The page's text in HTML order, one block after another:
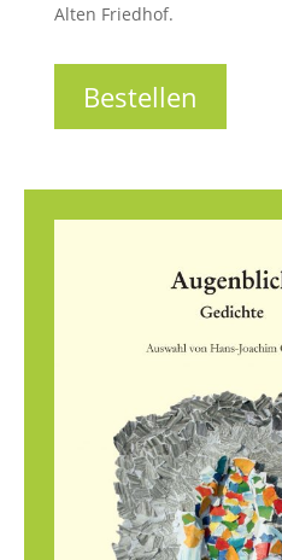
Alten Friedhof.
Bestellen